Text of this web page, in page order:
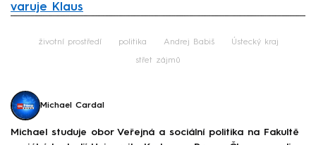
varuje Klaus
životní prostředí politika Andrej Babiš Ústecký kraj
střet zájmů
Michael Cardal
Michael studuje obor Veřejná a sociální politika na Fakultě